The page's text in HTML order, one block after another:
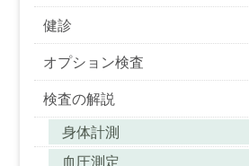
健診
オプション検査
検査の解説
身体計測
血圧測定